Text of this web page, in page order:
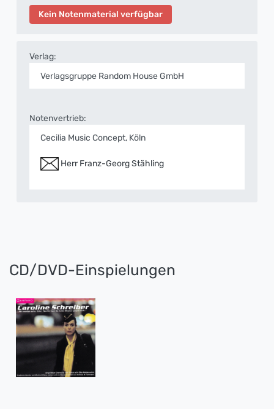
Kein Notenmaterial verfügbar
Verlag:
Verlagsgruppe Random House GmbH
Notenvertrieb:
Cecilia Music Concept, Köln
Herr Franz-Georg Stähling
CD/DVD-Einspielungen